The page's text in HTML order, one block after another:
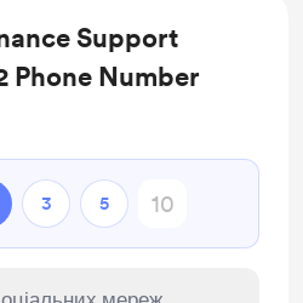
Support
Phone Number
3 5